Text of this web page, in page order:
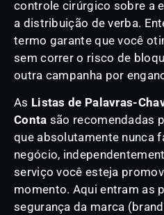
controle cirúrgico sobre a
a distribuição de verba.
termo garante que você
sem correr o risco de
outra campanha por
As Listas de Palavras-
Conta são recomendadas
que absolutamente nunca
negócio,
serviço você esteja
momento. Aqui entram as
segurança da marca